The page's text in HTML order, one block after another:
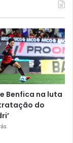
Benfica na luta
do